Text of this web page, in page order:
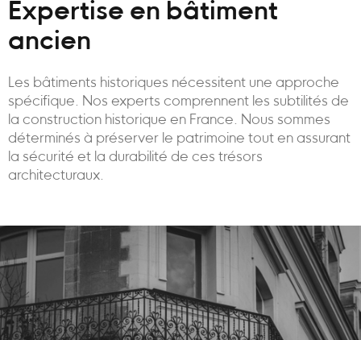
Expertise en bâtiment
ancien
Les bâtiments historiques nécessitent une approche
spécifique. Nos experts comprennent les subtilités de
la construction historique en France. Nous sommes
déterminés à préserver le patrimoine tout en assurant
la sécurité et la durabilité de ces trésors
architecturaux.